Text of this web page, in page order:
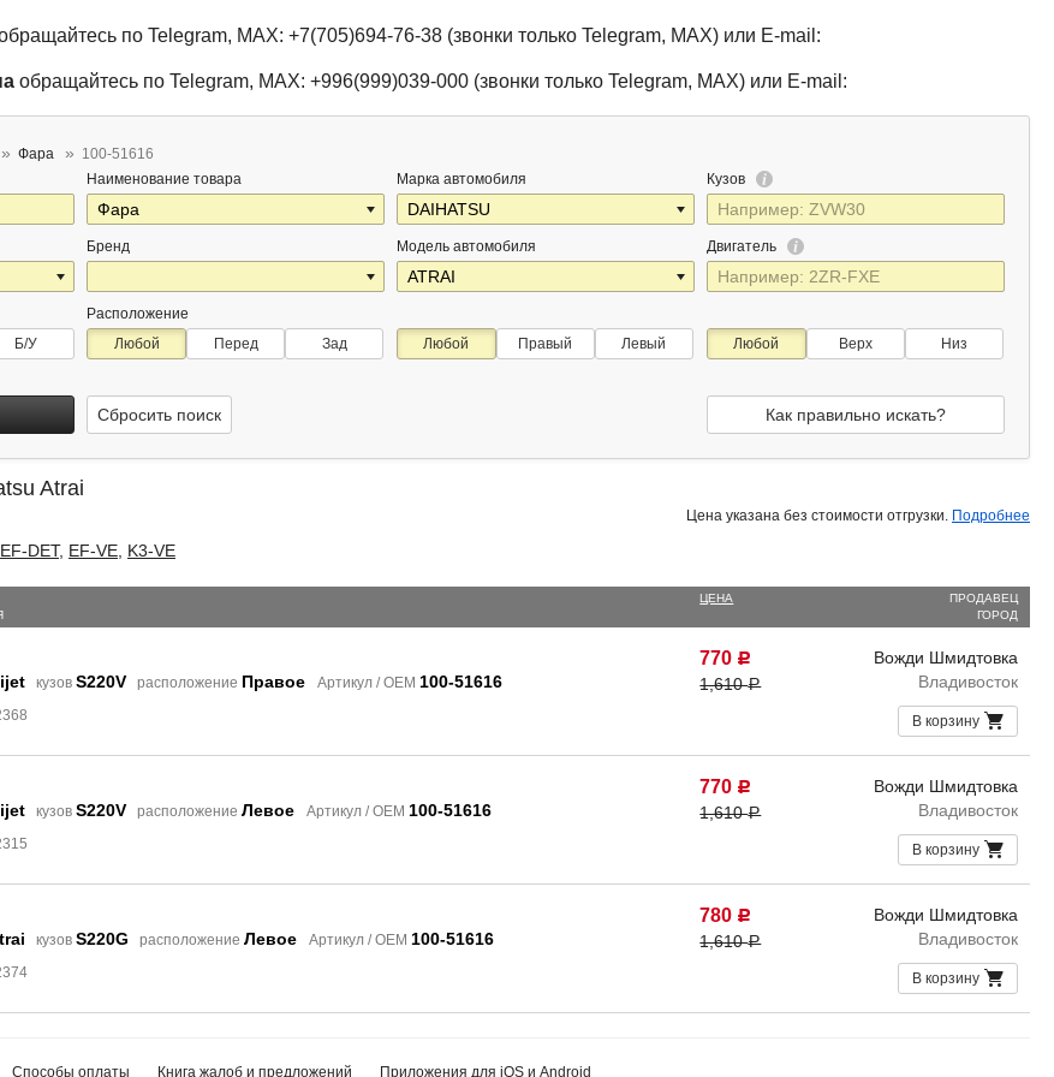
по Telegram, MAX: +7(705)694-76-38 (звонки только Telegram, MAX) или E-mail:
обращайтесь по Telegram, MAX: +996(999)039-000 (звонки только Telegram, MAX) или E-mail:
Фара
100-51616
Наименование товара
Бренд
Марка автомобиля
Модель автомобиля
Кузов
Двигатель
Б/У
Расположение
Любой
Перед Зад Любой Правый Левый Любой Верх Низ
Сбросить поиск Как правильно искать?
Atrai
Цена указана без стоимости отгрузки. Подробнее
EF-DET, EF-VE K3-VE
ЦЕНА
ПРОДАВЕЦ
ГОРОД
кузов S220V расположение Правое Артикул / OEM 100-51616
770 Р
1,610Р
Вожди Шмидтовка
Владивосток
В корзину
кузов S220V расположение Левое Артикул / OEM 100-51616
770 Р
1,610Р
Вожди Шмидтовка
Владивосток
В корзину
кузов S220G расположение Левое Артикул / OEM 100-51616
780 Р
1,610Р
Вожди Шмидтовка
Владивосток
В корзину
Способы оплаты Книга жалоб и предложений Приложения для iOS и Android